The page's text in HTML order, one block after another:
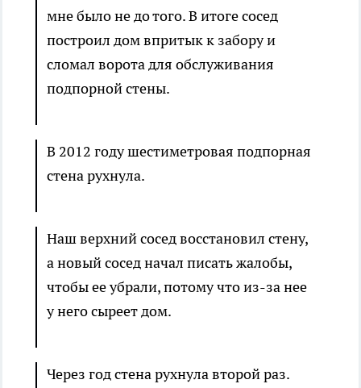
мне было не до того. В итоге сосед
построил дом впритык к забору и
сломал ворота для обслуживания
подпорной стены.
В 2012 году шестиметровая подпорная
стена рухнула.
Наш верхний сосед восстановил стену,
а новый сосед начал писать жалобы,
чтобы ее убрали, потому что из-за нее
у него сыреет дом.
Через год стена рухнула второй раз.